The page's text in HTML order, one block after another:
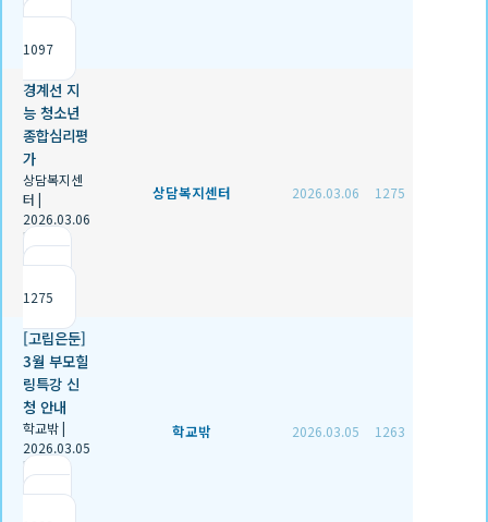
1097
경계선 지
능 청소년
종합심리평
가
상담복지센
터 |
2026.03.06
|
1275
상담복지센터 2026.03.06 1275
[고립은둔]
3월 부모힐
링특강 신
청 안내
학교밖|
2026.03.05
|
학교밖 2026.03.05 1263